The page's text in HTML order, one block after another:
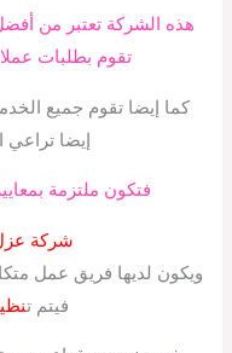
هذه الشركة تعتبر من
تقوم بطلبات
كما إيضا تقوم جميع
إيضا تراعي
فتكون ملتزمة
شركة
ويكون لديها فريق عمل
فيتم ت